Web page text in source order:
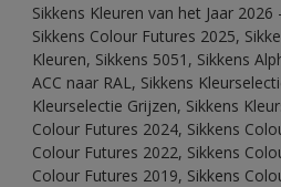
Sikkens Kleuren van het Jaar
Sikkens Colour Futures 2025,
Kleuren, Sikkens 5051, Sikkens
ACC naar RAL, Sikkens
Kleurselectie Grijzen, Sikkens
Colour Futures 2024, Sikkens
Colour Futures 2022, Sikkens
Colour Futures 2019, Sikkens